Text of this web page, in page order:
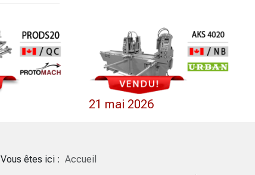
21 mai 2026
Vous êtes ici : Accueil